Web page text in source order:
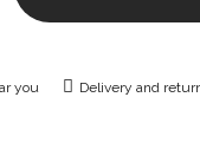
you Delivery and